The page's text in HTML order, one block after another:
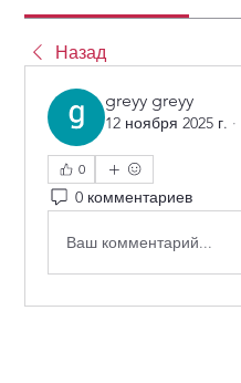
Назад
greyy greyy
12 ноября 2025 г. ·
0
0 комментариев
Ваш комментарий...